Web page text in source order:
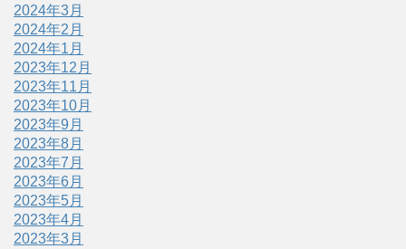
2024年3月
2024年2月
2024年1月
2023年12月
2023年11月
2023年10月
2023年9月
2023年8月
2023年7月
2023年6月
2023年5月
2023年4月
2023年3月